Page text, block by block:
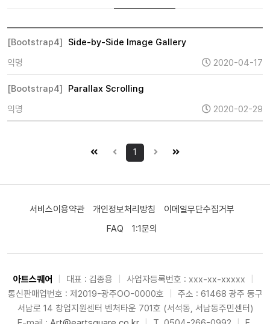
[Bootstrap4]
Side-by-Side Image Gallery
익명
2020-04-17
[Bootstrap4]
Parallax Scrolling
익명
2020-02-29
1
서비스이용약관 개인정보처리방침
이메일무단수집거부
FAQ
1:1문의
아트스퀘어 대표 : 김종용 사업자등록번호 : xxx-xx-xxxxx
통신판매업번호 : 제2019-광주OO-0000호
주소 : 61468 광주 동구
서남로 14 창업지원센터 벤처타운 701호 (서석동, 서남동주민센터)